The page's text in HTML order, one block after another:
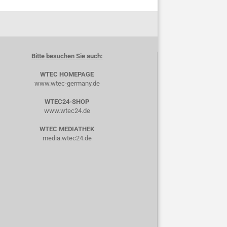
Bitte besuchen Sie auch:
WTEC HOMEPAGE
www.wtec-germany.de
WTEC24-SHOP
www.wtec24.de
WTEC MEDIATHEK
media.wtec24.de